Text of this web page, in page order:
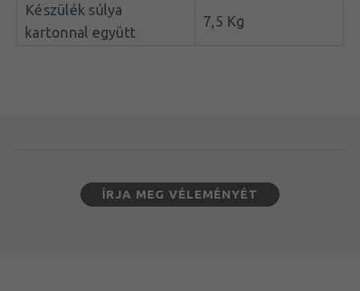
Készülék súlya
kartonnal együtt
7,5 Kg
ÍRJA MEG VÉLEMÉNYÉT